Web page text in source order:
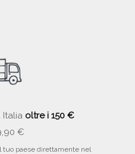
oltre i 150 €
€
tuo paese direttamente nel